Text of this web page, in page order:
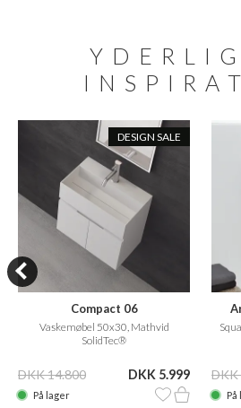
DESIGN SALE
Compact 06
Vaskemøbel 50x30, Mathvid
SolidTec®
DKK 14.800 DKK 5.999
På lager
DKK